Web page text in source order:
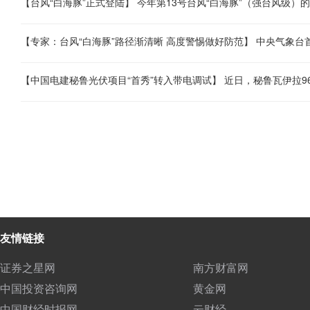
友情链接
证券之星网
南方财富网
中国投资咨询网
黄金网